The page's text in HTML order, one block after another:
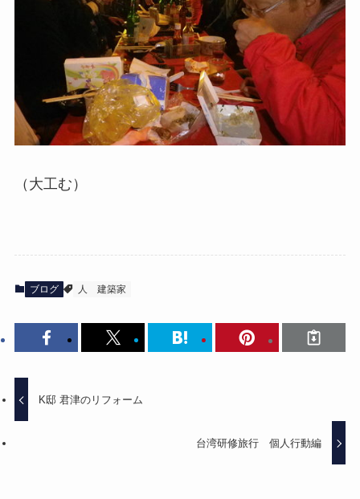
（大工む）
ブログ 人 建築家
K邸 君津のリフォーム
台湾研修旅行 個人行動編